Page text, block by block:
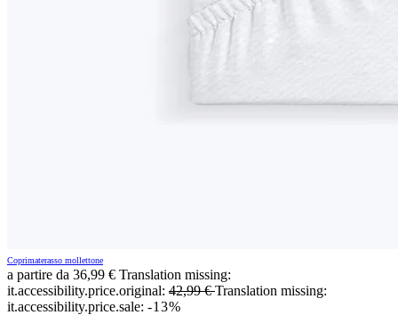
Coprimaterasso mollettone
a partire da 36,99 € Translation missing:
it.accessibility.price.original: 42,99 €Translation missing:
it.accessibility.price.sale: -13%